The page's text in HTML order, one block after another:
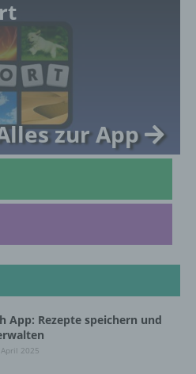
zur App
App: Rezepte speichern und
2025
physiologischen,
wirtschaftlichen,
Identität dieser
sind, identifiziert werden
Person, deren
mit oder ohne Hilfe
ausgeführte
solche Vorgangsreihe im